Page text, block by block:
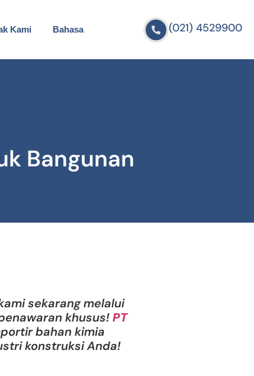
Kami Bahasa (021) 4529900
Bangunan
sekarang melalui
khusus!PT
bahan kimia
konstruksi Anda!